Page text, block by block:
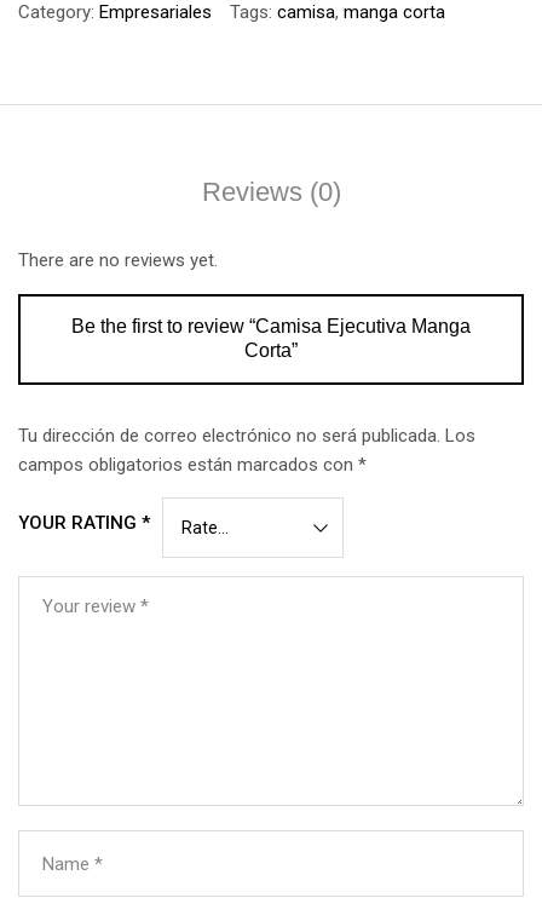
Category: Empresariales Tags: camisa, manga corta
Reviews (0)
There are no reviews yet.
Be the first to review “Camisa Ejecutiva Manga
Corta”
Tu dirección de correo electrónico no será publicada. Los
campos obligatorios están marcados con *
YOUR RATING *
Your review *
Name *